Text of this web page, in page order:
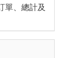
單、總計及